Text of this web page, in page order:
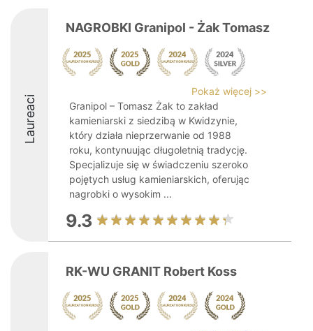
Laureaci
NAGROBKI Granipol - Żak Tomasz
Pokaż więcej >>
Granipol – Tomasz Żak to zakład
kamieniarski z siedzibą w Kwidzynie,
który działa nieprzerwanie od 1988
roku, kontynuując długoletnią tradycję.
Specjalizuje się w świadczeniu szeroko
pojętych usług kamieniarskich, oferując
nagrobki o wysokim ...
9.3
RK-WU GRANIT Robert Koss